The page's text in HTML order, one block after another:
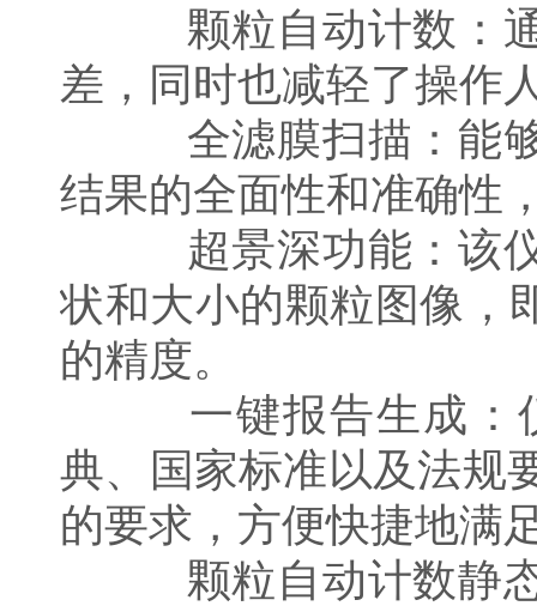
颗粒自动计数：通
差，同时也减轻了操作
全滤膜扫描：能够
结果的全面性和准确性
超景深功能：该仪
状和大小的颗粒图像，
的精度。
一键报告生成：仪
典、国家标准以及法规
的要求，方便快捷地满
颗粒自动计数静态